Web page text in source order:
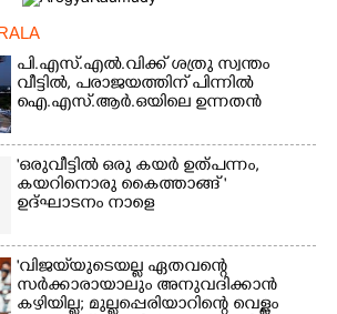
പി.എസ്.എൽ.വിക്ക് ശത്രു സ്വന്തം
വീട്ടിൽ,​ പരാജയത്തിന് പിന്നിൽ
ഐ.എസ്.ആർ.ഒയിലെ ഉന്നതൻ
'ഒരുവീട്ടിൽ ഒരു കയർ ഉത്പന്നം,
കയറിനൊരു കൈത്താങ്ങ് '
ഉദ്ഘാടനം നാളെ
'വിജയ്‌യുടെയല്ല ഏതവന്റെ
സർക്കാരായാലും അനുവദിക്കാൻ
കഴിയില്ല; മുല്ലപ്പെരിയാറിന്റെ വെള്ളം